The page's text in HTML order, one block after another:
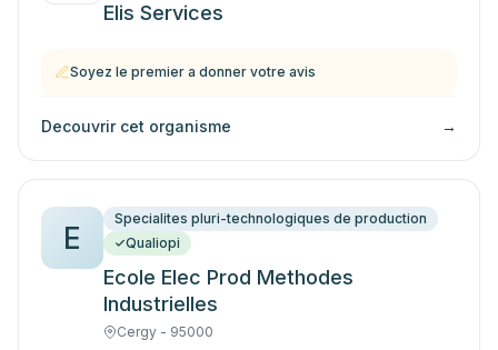
Elis Services
Soyez le premier a donner votre avis
Decouvrir cet organisme →
E
Specialites pluri-technologiques de production
Qualiopi
Ecole Elec Prod Methodes
Industrielles
Cergy - 95000